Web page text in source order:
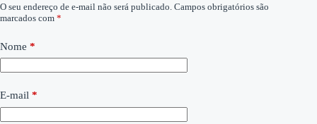
O seu endereço de e-mail não será publicado. Campos obrigatórios são
marcados com *
Nome *
E-mail *